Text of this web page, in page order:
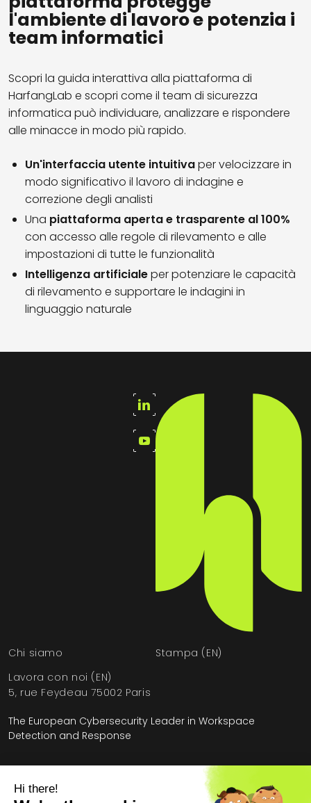
l'ambiente di lavoro e potenzia i
team informatici
Scopri la guida interattiva alla piattaforma di
HarfangLab e scopri come il team di sicurezza
informatica può individuare, analizzare e rispondere
alle minacce in modo più rapido.
Un'interfaccia utente intuitivaper velocizzare in
modo significativo il lavoro di indagine e
correzione degli analisti
Una piattaforma aperta e trasparente al 100%
con accesso alle regole di rilevamento e alle
impostazioni di tutte le funzionalità
Intelligenza artificialeper potenziare le capacità
di rilevamento e supportare le indagini in
linguaggio naturale
Chi siamo
Lavora con noi (EN)
Stampa (EN)
5, rue Feydeau 75002 Paris
The European Cybersecurity Leader in Workspace
Detection and Response
Scopri la console HarfangLab in pochi minuti